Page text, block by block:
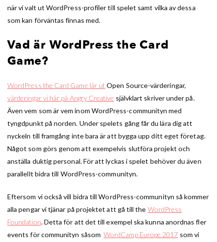
när vi valt ut WordPress-profiler till spelet samt vilka av dessa
som kan förväntas finnas med.
Vad är WordPress the Card
Game?
WordPress the Card Game lär ut Open Source-värderingar,
värderingar vi här på Angry Creative självklart skriver under på.
Även vem som är vem inom WordPress-communityn med
tyngdpunkt på norden. Under spelets gång får du lära dig att
nyckeln till framgång inte bara är att bygga upp ditt eget företag.
Något som görs genom att exempelvis slutföra projekt och
anställa duktig personal. För att lyckas i spelet behöver du även
parallellt bidra till WordPress-communityn.
Eftersom vi också vill bidra till WordPress-communityn så kommer
alla pengar vi tjänar på projektet att gå till the WordPress
Foundation. Detta för att det till exempel ska kunna anordnas fler
events för communityn såsomWordCamp Europe 2017 som vi